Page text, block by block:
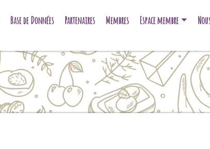
Base de Données Partenaires Membres Espace membre